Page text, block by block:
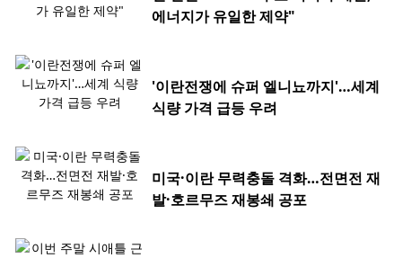
에너지가 유일한 제약"
'이란전쟁에 슈퍼 엘니뇨까지'…세계
식량 가격 급등 우려
미국·이란 무력충돌 격화…전면전 재
발·호르무즈 재봉쇄 공포